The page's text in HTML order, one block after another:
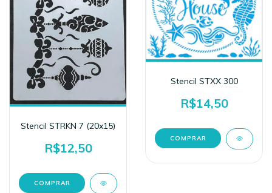
Stencil STRKN 7 (20x15)
R$12,50
Stencil STXX 300
R$14,50